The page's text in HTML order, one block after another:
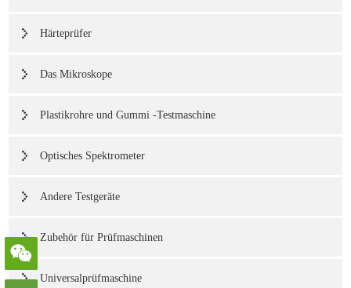
Härteprüfer
Das Mikroskope
Plastikrohre und Gummi -Testmaschine
Optisches Spektrometer
Andere Testgeräte
Zubehör für Prüfmaschinen
Universalprüfmaschine